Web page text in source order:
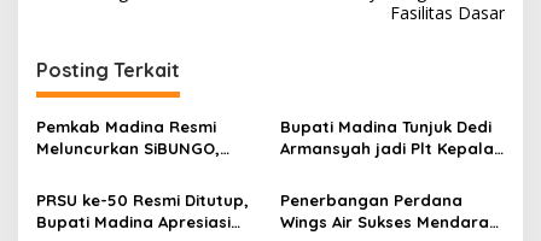
Fasilitas Dasar
Posting Terkait
Pemkab Madina Resmi
Meluncurkan SiBUNGO,
Berbasis Geospasial
Bupati Madina Tunjuk Dedi
Armansyah jadi Plt Kepala
Lubis
PRSU ke-50 Resmi Ditutup,
Bupati Madina Apresiasi
Penerbangan Perdana
Wings Air Sukses Mendarat